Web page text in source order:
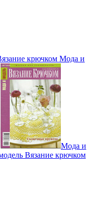
крючком Мода и
Мода и
Вязание крючком